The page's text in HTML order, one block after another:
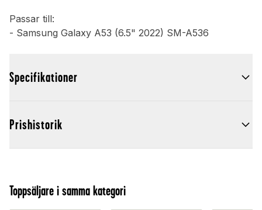
Passar till:
- Samsung Galaxy A53 (6.5" 2022) SM-A536
Specifikationer
Prishistorik
Toppsäljare i samma kategori